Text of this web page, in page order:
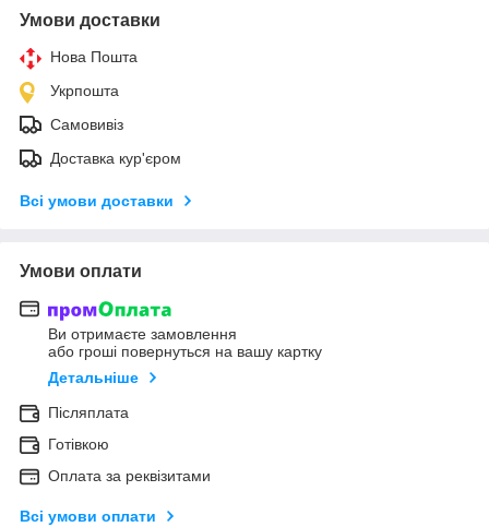
Умови доставки
Нова Пошта
Укрпошта
Самовивіз
Доставка кур'єром
Всі умови доставки
Умови оплати
Ви отримаєте замовлення
або гроші повернуться на вашу картку
Детальніше
Післяплата
Готівкою
Оплата за реквізитами
Всі умови оплати